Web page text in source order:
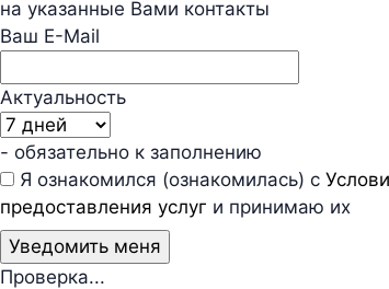
на указанные Вами контакты
Ваш E-Mail
Актуальность
- обязательно к заполнению
Я ознакомился (ознакомилась) с
предоставления услуг и принимаю их
Проверка...